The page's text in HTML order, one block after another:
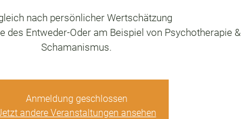
nach persönlicher Wertschätzung
des Entweder-Oder am Beispiel von Psychotherapie &
Schamanismus.
Anmeldung geschlossen
andere Veranstaltungen ansehen